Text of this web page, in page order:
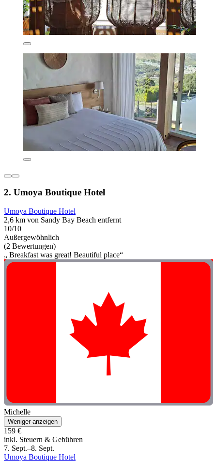
2. Umoya Boutique Hotel
Umoya Boutique Hotel
2,6 km von Sandy Bay Beach entfernt
10/10
Außergewöhnlich
(2 Bewertungen)
„ Breakfast was great! Beautiful place“
Michelle
Weniger anzeigen
159 €
inkl. Steuern & Gebühren
7. Sept.–8. Sept.
Umoya Boutique Hotel